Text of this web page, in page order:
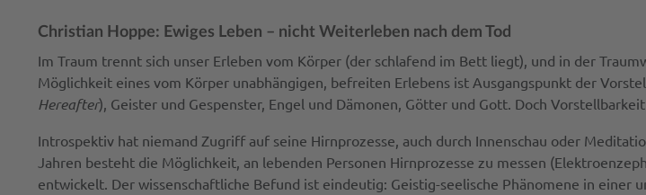
Christian Hoppe: Ewiges Leben – nicht Weiterleben nach dem Tod
Im Traum trennt sich unser Erleben vom Körper (der schlafend im Bett liegt), und in der
Möglichkeit eines vom Körper unabhängigen, befreiten Erlebens ist Ausgangspunkt der
Hereafter), Geister und Gespenster, Engel und Dämonen, Götter und Gott. Doch
Introspektiv hat niemand Zugriff auf seine Hirnprozesse, auch durch Innenschau oder
Jahren besteht die Möglichkeit, an lebenden Personen Hirnprozesse zu messen
entwickelt. Der wissenschaftliche Befund ist eindeutig: Geistig-seelische Phänomene in